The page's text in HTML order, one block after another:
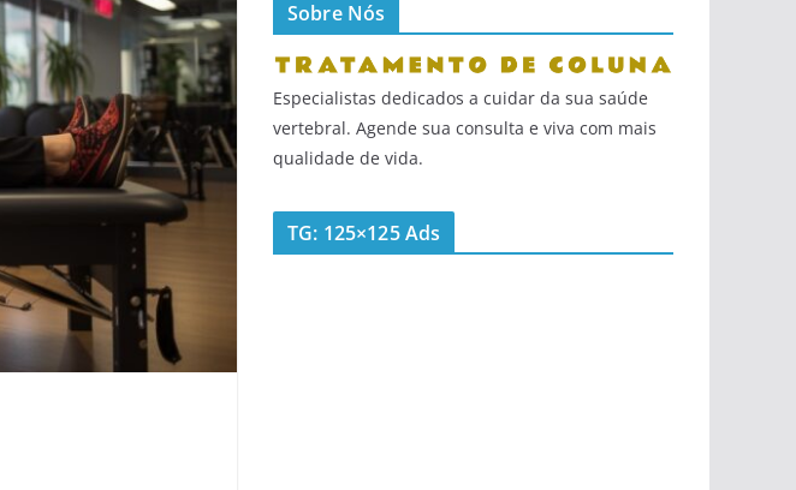
Sobre Nós
Especialistas dedicados a cuidar da sua saúde
vertebral. Agende sua consulta e viva com mais
qualidade de vida.
TG: 125×125 Ads